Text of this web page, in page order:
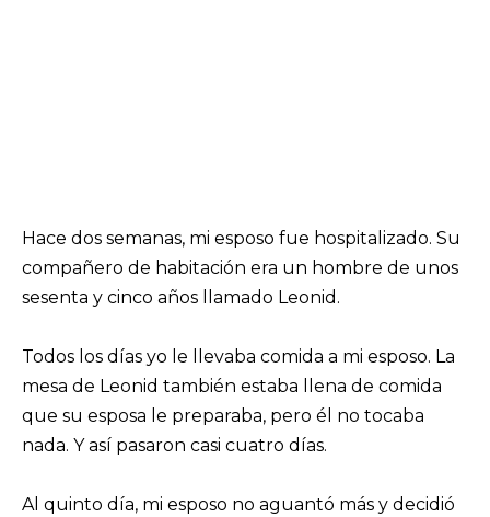
Hace dos semanas, mi esposo fue hospitalizado. Su
compañero de habitación era un hombre de unos
sesenta y cinco años llamado Leonid.
Todos los días yo le llevaba comida a mi esposo. La
mesa de Leonid también estaba llena de comida
que su esposa le preparaba, pero él no tocaba
nada. Y así pasaron casi cuatro días.
Al quinto día, mi esposo no aguantó más y decidió